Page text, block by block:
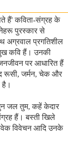
हैं' कविता-संग्रह के
पुरस्कार से
अग्रवाल प्रगतिशील
कवि हैं। उनकी
पर आधारित हैं
रूसी, जर्मन, चेक और
है।
जल तुम, कहें केदार
हैं। बस्ती खिले
विवेचन आदि उनके